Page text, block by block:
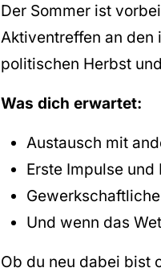
Der Sommer ist
Aktiventreffen an den
politischen Herbst
Was dich erwartet:
Austausch mit
Erste Impulse
Und wenn das
Ob du neu dabei bist